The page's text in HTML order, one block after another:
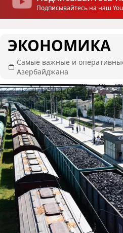
Подписывайтесь на наш
ЭКОНОМИКА
Самые важные и
Азербайджана